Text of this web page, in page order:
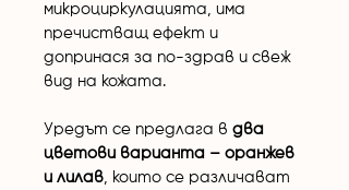
микроциркулацията, има
пречистващ ефект и
допринася за по-здрав и свеж
вид на кожата.
Уредът се предлага в два
цветови варианта – оранжев
и лилав, които се различават